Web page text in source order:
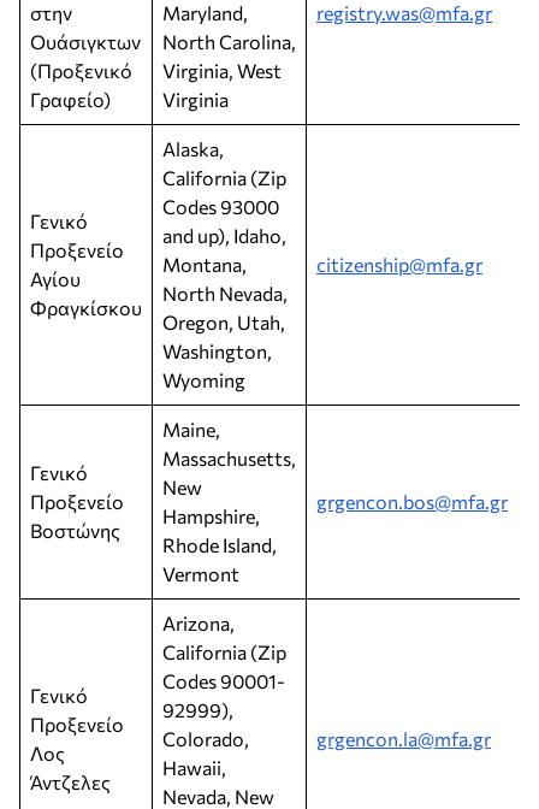
στην
Ουάσιγκτων
(Προξενικό
Γραφείο)
Maryland,
North Carolina,
Virginia, West
Virginia
registry.was@mfa.gr
Γενικό
Προξενείο
Αγίου
Φραγκίσκου
Alaska,
California (Zip
Codes 93000
and up), Idaho,
Montana,
North Nevada,
Oregon, Utah,
Washington,
Wyoming
citizenship@mfa.gr
Γενικό
Προξενείο
Βοστώνης
Maine,
Massachusetts,
New
Hampshire,
Rhode Island,
Vermont
grgencon.bos@mfa.gr
Γενικό
Προξενείο
Λος
Άντζελες
Arizona,
California (Zip
Codes 90001-
92999),
Colorado,
Hawaii,
Nevada, New
grgencon.la@mfa.gr